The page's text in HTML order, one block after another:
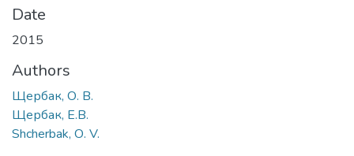
Date
2015
Authors
Щербак, О. В.
Щербак, Е.В.
Shcherbak, О. V.